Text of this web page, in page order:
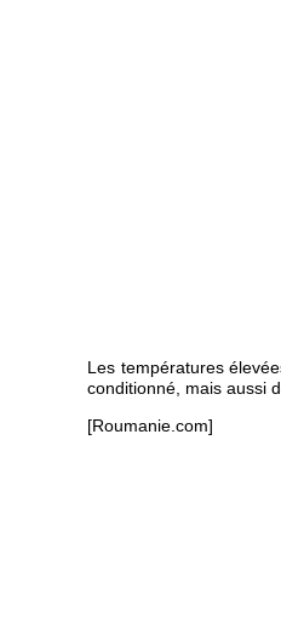
Les températures
conditionné, mais aussi
[Roumanie.com]